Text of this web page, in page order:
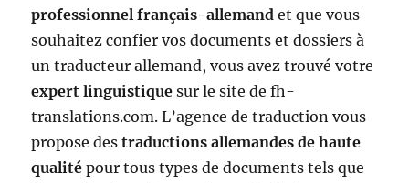
professionnel français-allemand et que vous
souhaitez confier vos documents et dossiers à
un traducteur allemand, vous avez trouvé votre
expert linguistique sur le site de fh-
translations.com. L’agence de traduction vous
propose destraductions allemandes de haute
qualité pour tous types de documents tels que